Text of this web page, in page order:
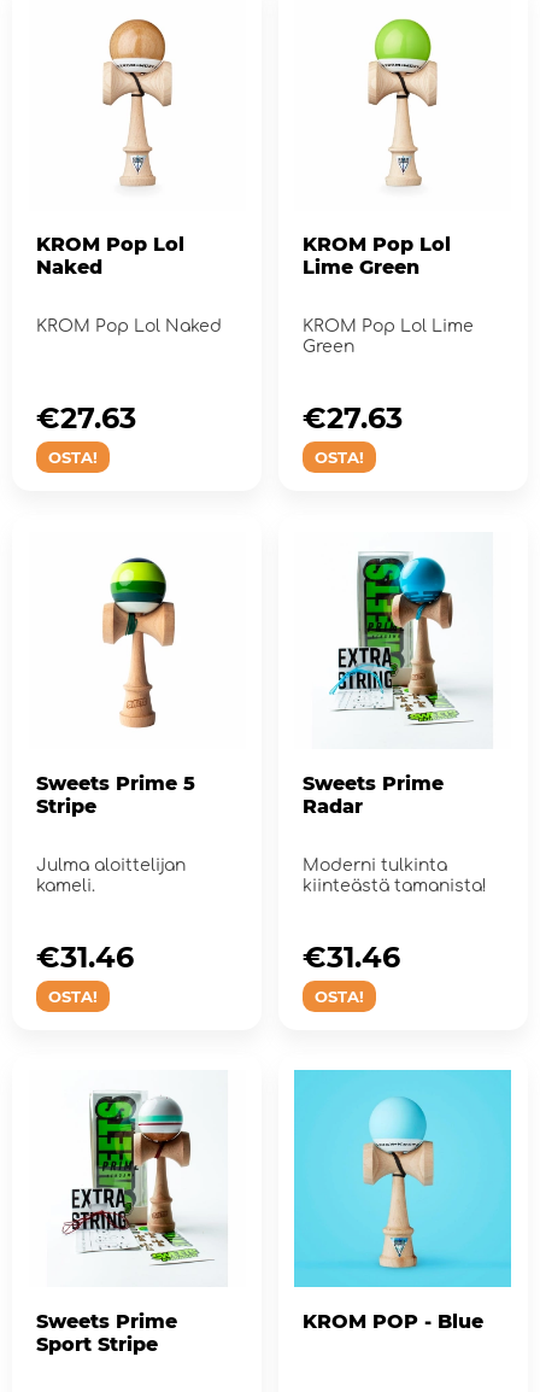
KROM Pop Lol
Naked
KROM Pop Lol Naked
OSTA!
€27.63
KROM Pop Lol
Lime Green
KROM Pop Lol Lime
Green
OSTA!
€27.63
Sweets Prime 5
Stripe
Julma aloittelijan
kameli.
OSTA!
€31.46
Sweets Prime
Radar
Moderni tulkinta
kiinteästä tamanista!
OSTA!
€31.46
Sweets Prime
Sport Stripe
KROM POP - Blue